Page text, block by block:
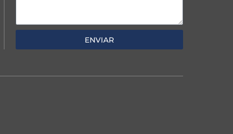
ENVIAR